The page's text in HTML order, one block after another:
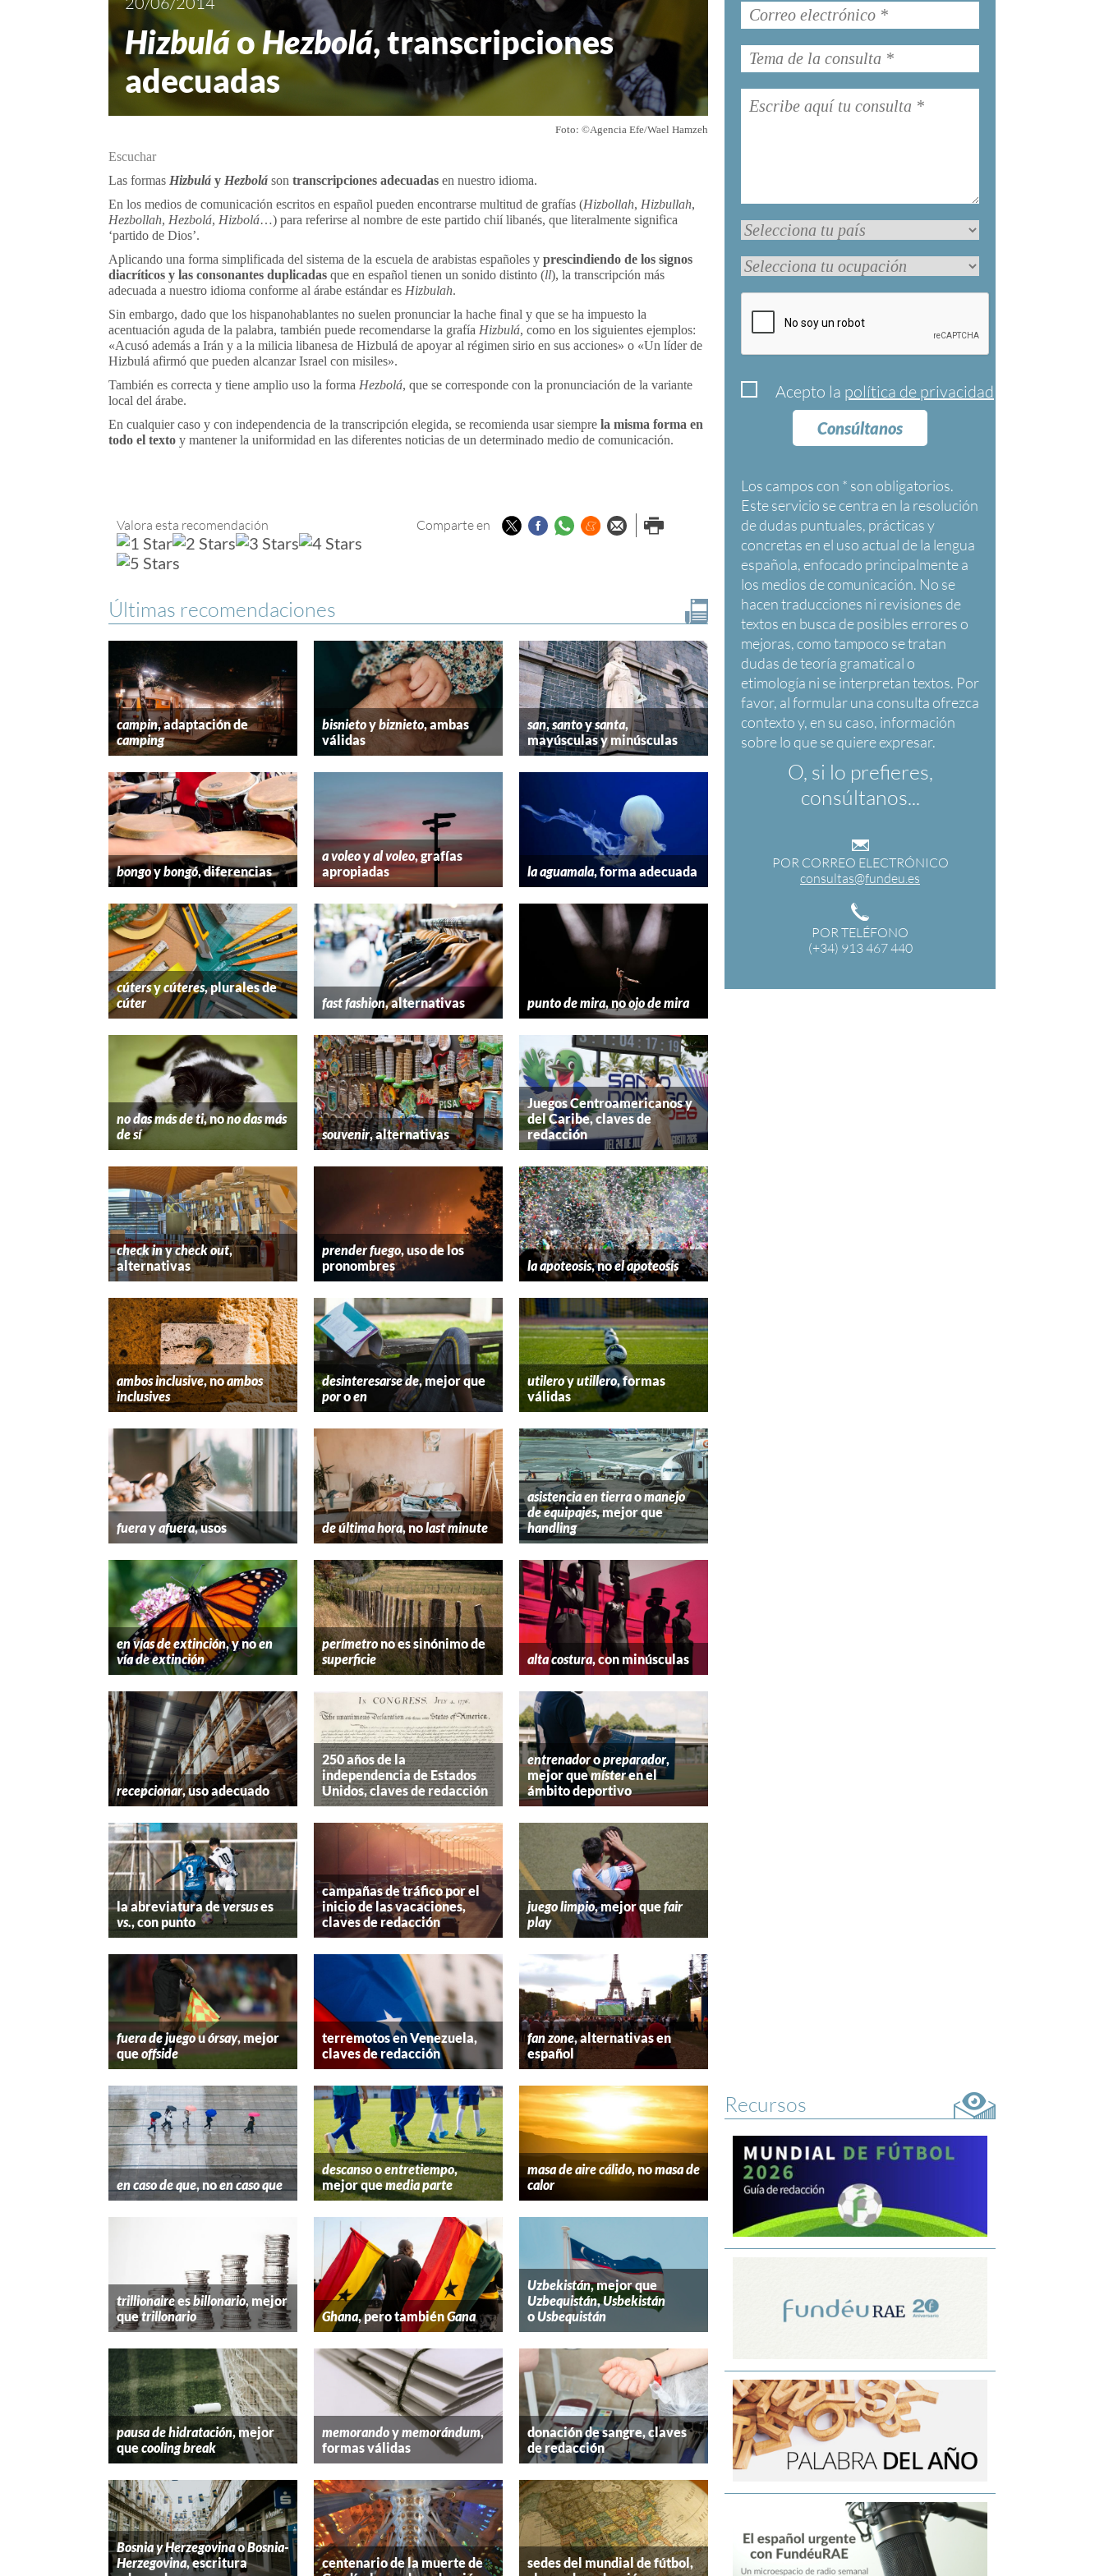
Acepto la política de privacidad
Consúltanos
Los campos con * son obligatorios
O, si lo prefieres,
consúltanos...
POR CORREO ELECTRÓNICO
consultas@fundeu.es
POR TELÉFONO
(+34) 913 467 440
HizbuláoHezbolá, transcripciones
adecuadas
Foto: ©Agencia Efe/Wael Hamzeh
Escuchar
Las formas Hizbulá y Hezbolá son transcripciones adecuadas en nuestro idioma.
En los medios de comunicación escritos en español pueden encontrarse multitud de grafías (Hizbollah, Hizbullah,
Hezbollah, Hezbolá, Hizbolá…) para referirse al nombre de este partido chií libanés, que literalmente significa
‘partido de Dios’.
Aplicando una forma simplificada del sistema de la escuela de arabistas españoles y prescindiendo de los signos
diacríticos y las consonantes duplicadas que en español tienen un sonido distinto (ll), la transcripción más
adecuada a nuestro idioma conforme al árabe estándar es Hizbulah.
Sin embargo, dado que los hispanohablantes no suelen pronunciar la hache final y que se ha impuesto la
acentuación aguda de la palabra, también puede recomendarse la grafía Hizbulá, como en los siguientes ejemplos:
«Acusó además a Irán y a la milicia libanesa de Hizbulá de apoyar al régimen sirio en sus acciones» o «Un líder de
Hizbulá afirmó que pueden alcanzar Israel con misiles».
También es correcta y tiene amplio uso la forma Hezbolá, que se corresponde con la pronunciación de la variante
local del árabe.
En cualquier caso y con independencia de la transcripción elegida, se recomienda usar siempre la misma forma en
todo el texto y mantener la uniformidad en las diferentes noticias de un determinado medio de comunicación.
Valora esta recomendación Comparte en TwitterFacebook
Whatsapp
Menéame
Enviar porImprimir
Últimas recomendaciones
campin, adaptación de
camping
bisnietoybiznieto, ambas
válidas
san,santoysanta,
mayúsculas y minúsculas
bongoybongó, diferencias
a voleoyal voleo, grafías
apropiadas
la aguamala, forma adecuada
cútersycúteres, plurales de
cúter
fast fashion, alternativas punto de mira, noojo de mira
no das más de ti, nono das más
de sí
souvenir, alternativas
Juegos Centroamericanos y
del Caribe, claves de
redacción
check inycheck out,
alternativas
prender fuego, uso de los
pronombres
la apoteosis, noel apoteosis
ambos inclusive, noambos
inclusives
desinteresarse de, mejor que
poroen
utileroyutillero, formas
válidas
fuerayafuera, usos de última hora, nolast minute
asistencia en tierraomanejo
de equipajes, mejor que
handling
en vías de extinción, y noen
vía de extinción
perímetrono es sinónimo de
superficie
alta costura, con minúsculas
recepcionar, uso adecuado
250 años de la
independencia de Estados
Unidos, claves de redacción
entrenadoropreparador,
mejor quemísteren el
ámbito deportivo
la abreviatura deversuses
vs., con punto
campañas de tráfico por el
inicio de las vacaciones,
claves de redacción
juego limpio, mejor quefair
play
fuera de juegouórsay, mejor
queoffside
terremotos en Venezuela,
claves de redacción
fan zone, alternativas en
español
en caso de que, noen caso que
descansooentretiempo,
mejor quemedia parte
masa de aire cálido, nomasa de
calor
trillionaireesbillonario, mejor
quetrillonario Ghana, pero tambiénGana
Uzbekistán, mejor que
Uzbequistán,Usbekistán
oUsbequistán
pausa de hidratación, mejor
quecooling break
memorandoymemorándum,
formas válidas
donación de sangre, claves
de redacción
Bosnia y HerzegovinaoBosnia-
Herzegovina, escritura
centenario de la muerte de
sedes del mundial de fútbol,
Recursos